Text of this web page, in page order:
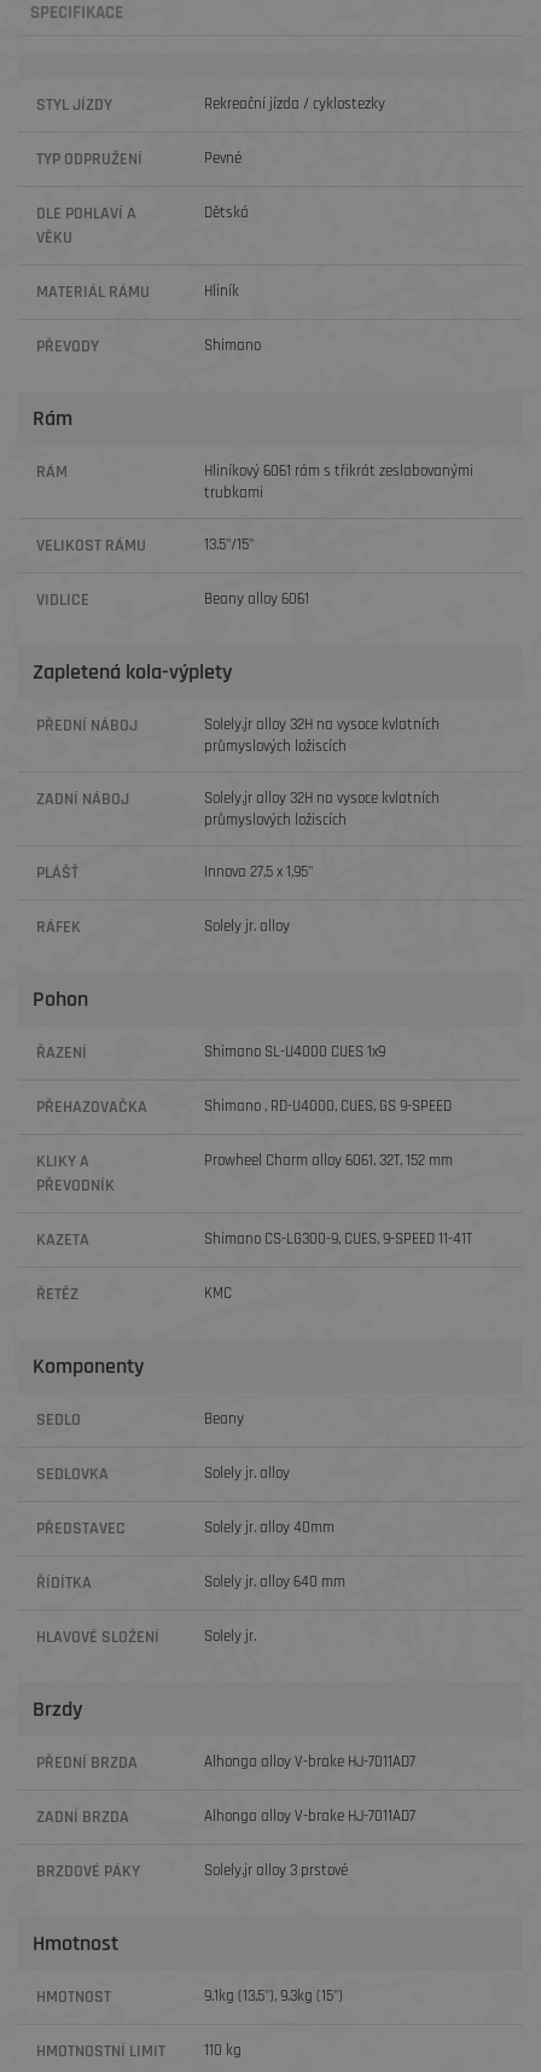
SPECIFIKACE
STYL JÍZDY Rekreační jízda / cyklostezky
TYP ODPRUŽENÍ Pevné
DLE POHLAVÍ A
VĚKU
Dětská
MATERIÁL RÁMU Hliník
PŘEVODY Shimano
Rám
RÁM
Hliníkový 6061 rám s třikrát zeslabovanými
trubkami
VELIKOST RÁMU 13.5"/15"
VIDLICE Beany alloy 6061
Zapletená kola-výplety
PŘEDNÍ NÁBOJ
Solely.jr alloy 32H na vysoce kvlatních
průmyslových ložiscích
ZADNÍ NÁBOJ
Solely.jr alloy 32H na vysoce kvlatních
průmyslových ložiscích
PLÁŠŤ Innova 27,5 x 1,95"
RÁFEK Solely jr. alloy
Pohon
ŘAZENÍ Shimano SL-U4000 CUES 1x9
PŘEHAZOVAČKA Shimano , RD-U4000, CUES, GS 9-SPEED
KLIKY A
PŘEVODNÍK
Prowheel Charm alloy 6061, 32T, 152 mm
KAZETA Shimano CS-LG300-9, CUES, 9-SPEED 11-41T
ŘETĚZ KMC
Komponenty
SEDLO Beany
SEDLOVKA Solely jr. alloy
PŘEDSTAVEC Solely jr. alloy 40mm
ŘÍDÍTKA Solely jr. alloy 640 mm
HLAVOVÉ SLOŽENÍ Solely jr.
Brzdy
PŘEDNÍ BRZDA Alhonga alloy V-brake HJ-7011AD7
ZADNÍ BRZDA Alhonga alloy V-brake HJ-7011AD7
BRZDOVÉ PÁKY Solely.jr alloy 3 prstové
Hmotnost
HMOTNOST 9.1kg (13,5"), 9.3kg (15")
HMOTNOSTNÍ LIMIT 110 kg